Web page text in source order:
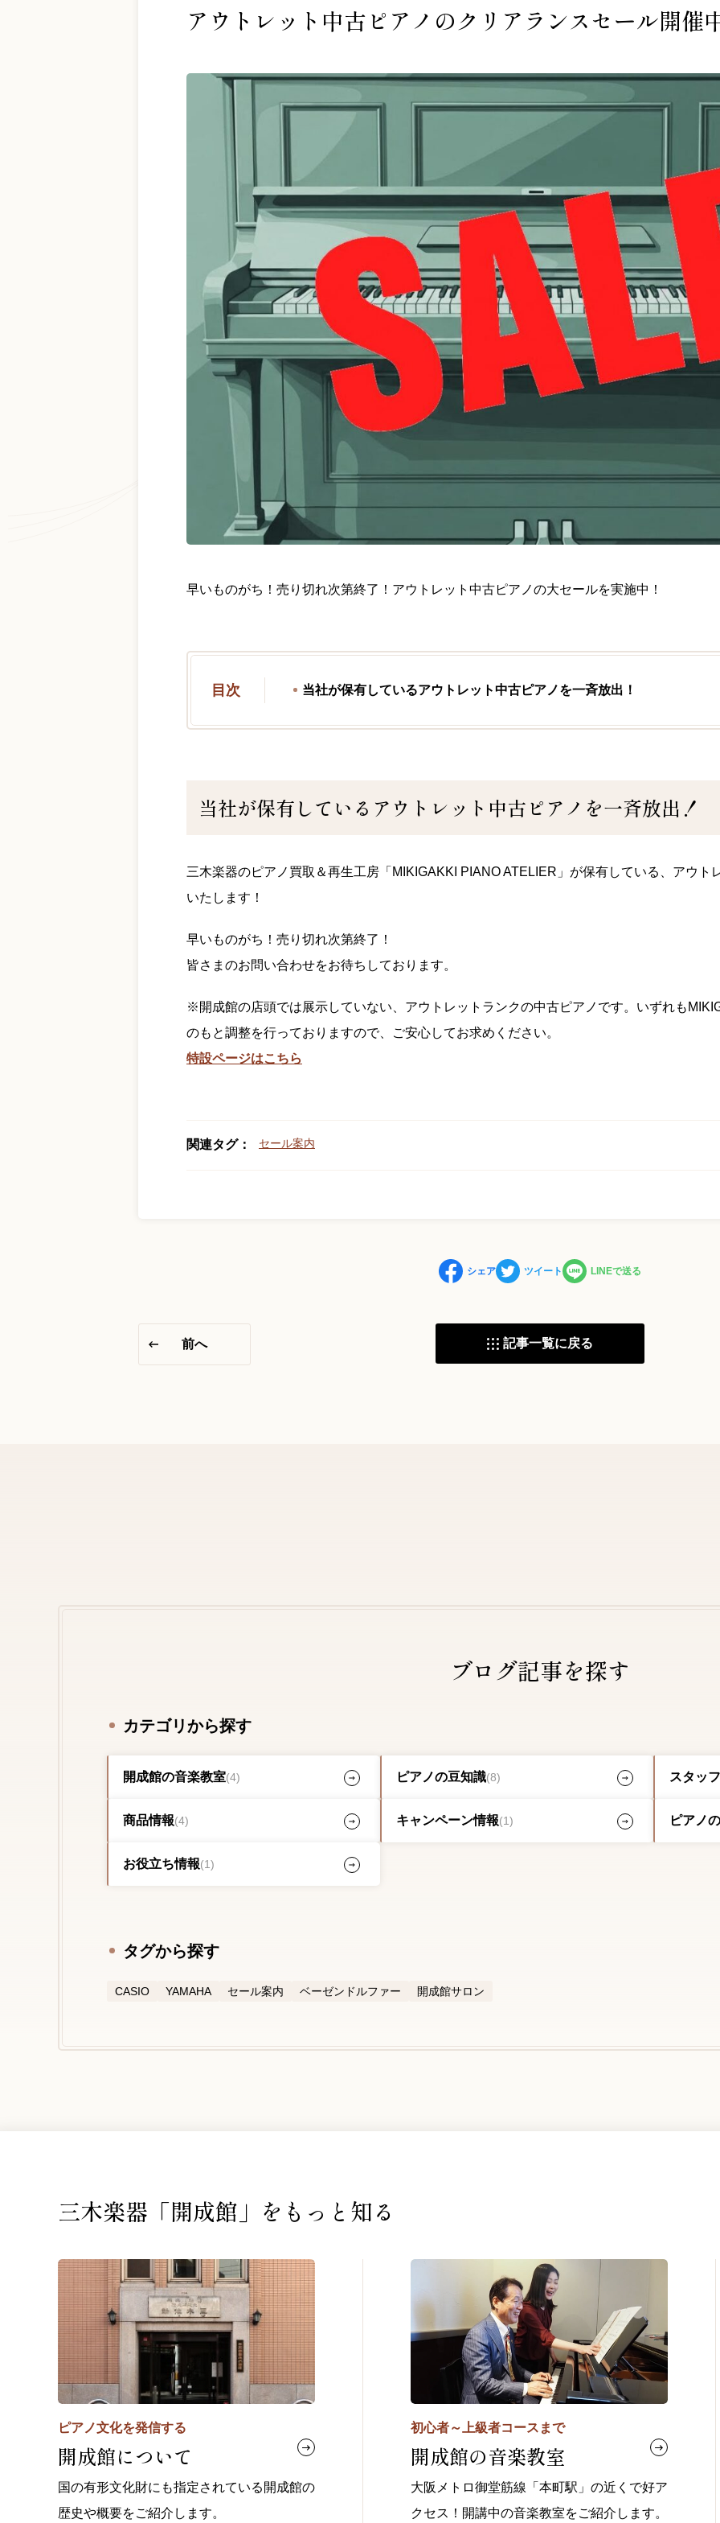
アウトレット中古ピアノのクリアランスセール開催
早いものがち！売り切れ次第終了！アウトレット中古ピアノの大セールを実施中！
目次 当社が保有しているアウトレット中古ピアノを一斉放出！
当社が保有しているアウトレット中古ピアノを一斉放出！
三木楽器のピアノ買取＆再生工房「MIKIGAKKI PIANO ATELIER」が保有している、アウ
いたします！
早いものがち！売り切れ次第終了！
皆さまのお問い合わせをお待ちしております。
※開成館の店頭では展示していない、アウトレットランクの中古ピアノです。いずれも
のもと調整を行っておりますので、ご安心してお求めください。
特設ページはこちら
関連タグ： セール案内
シェア ツイート LINEで送る
記事一覧に戻る
前へ
ブログ記事を探す
カテゴリから探す
開成館の音楽教室(4) ピアノの豆知識(8) スタッ
商品情報(4) キャンペーン情報(1) ピアノ
お役立ち情報(1)
タグから探す
CASIO YAMAHA セール案内 ベーゼンドルファー 開成館サロン
三木楽器「開成館」を もっと知る
ピアノ文化を発信する
開成館について
国の有形文化財にも指定されている開成館の
歴史や概要をご紹介します。
初心者～上級者コースまで
開成館の音楽教室
大阪メトロ御堂筋線「本町駅」の近くで好ア
クセス！開講中の音楽教室をご紹介します。